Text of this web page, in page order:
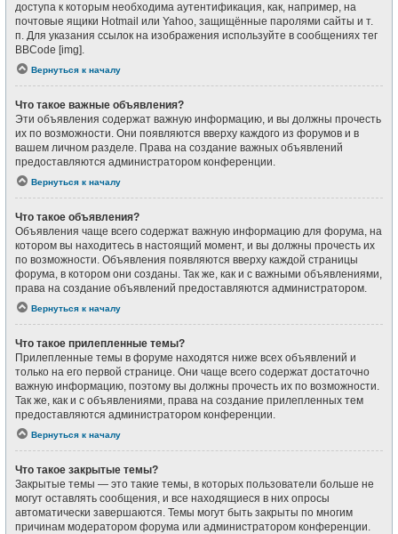
доступа к которым необходима аутентификация, как, например, на
почтовые ящики Hotmail или Yahoo, защищённые паролями сайты и т.
п. Для указания ссылок на изображения используйте в сообщениях тег
BBCode [img].
Вернуться к началу
Что такое важные объявления?
Эти объявления содержат важную информацию, и вы должны прочесть
их по возможности. Они появляются вверху каждого из форумов и в
вашем личном разделе. Права на создание важных объявлений
предоставляются администратором конференции.
Вернуться к началу
Что такое объявления?
Объявления чаще всего содержат важную информацию для форума, на
котором вы находитесь в настоящий момент, и вы должны прочесть их
по возможности. Объявления появляются вверху каждой страницы
форума, в котором они созданы. Так же, как и с важными объявлениями,
права на создание объявлений предоставляются администратором.
Вернуться к началу
Что такое прилепленные темы?
Прилепленные темы в форуме находятся ниже всех объявлений и
только на его первой странице. Они чаще всего содержат достаточно
важную информацию, поэтому вы должны прочесть их по возможности.
Так же, как и с объявлениями, права на создание прилепленных тем
предоставляются администратором конференции.
Вернуться к началу
Что такое закрытые темы?
Закрытые темы — это такие темы, в которых пользователи больше не
могут оставлять сообщения, и все находящиеся в них опросы
автоматически завершаются. Темы могут быть закрыты по многим
причинам модератором форума или администратором конференции.